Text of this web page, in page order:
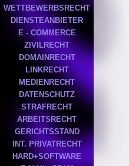
WETTBEWERBSRECHT
DIENSTEANBIETER
E - COMMERCE
ZIVILRECHT
DOMAINRECHT
LINKRECHT
MEDIENRECHT
DATENSCHUTZ
STRAFRECHT
ARBEITSRECHT
GERICHTSSTAND
INT. PRIVATRECHT
HARD+SOFTWARE